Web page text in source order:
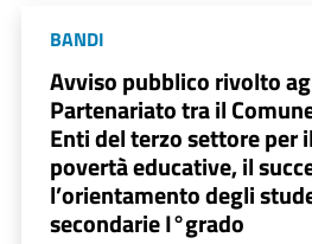
BANDI
Avviso pubblico rivolto
Partenariato tra il
Enti del terzo settore per
povertà educative, il
l’orientamento degli
secondarie I°grado